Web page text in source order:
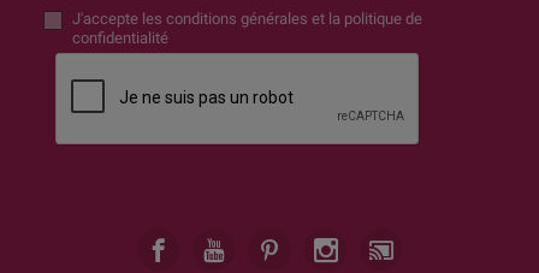
J'accepte les conditions générales et la politique de
confidentialité